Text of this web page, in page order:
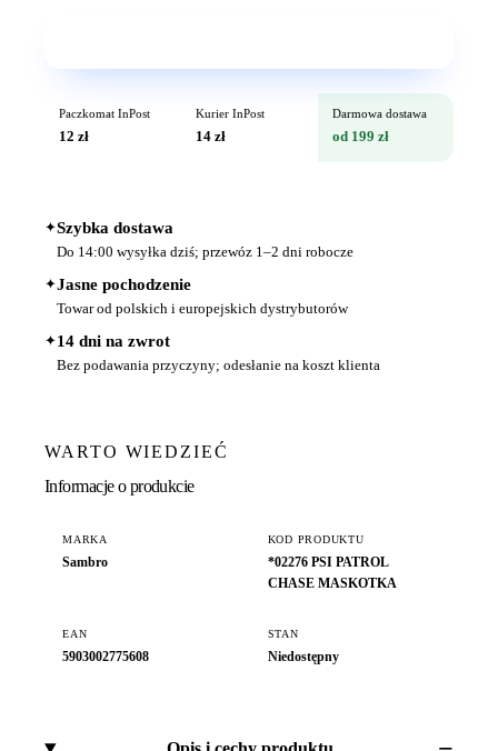
Paczkomat InPost
12 zł
Kurier InPost
14 zł
Darmowa dostawa
od 199 zł
✦Szybka dostawa
Do 14:00 wysyłka dziś; przewóz 1–2 dni robocze
✦Jasne pochodzenie
Towar od polskich i europejskich dystrybutorów
✦14 dni na zwrot
Bez podawania przyczyny; odesłanie na koszt klienta
WARTO WIEDZIEĆ
Informacje o produkcie
MARKA
Sambro
KOD PRODUKTU
*02276 PSI PATROL
CHASE MASKOTKA
EAN
5903002775608
STAN
Niedostępny